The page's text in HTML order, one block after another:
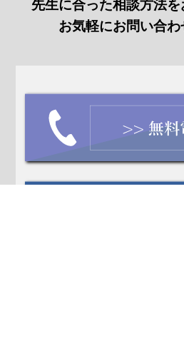
先生に合った相談方法を
お気軽にお問い合わ